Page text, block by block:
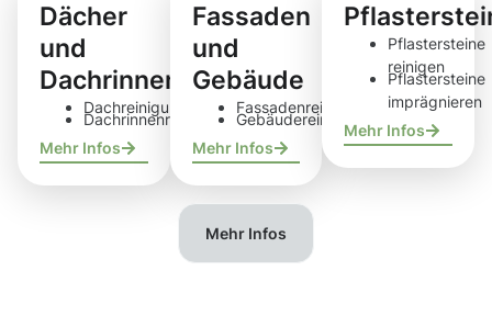
Dächer
und
Dachrinnen
Dachreinigung
Dachrinnenreinigung
Mehr Infos
Fassaden
und
Gebäude
Fassadenreinigung
Gebäudereinigung
Mehr Infos
Pflastersteine
reinigen
Pflastersteine
imprägnieren
Mehr Infos
Mehr Infos